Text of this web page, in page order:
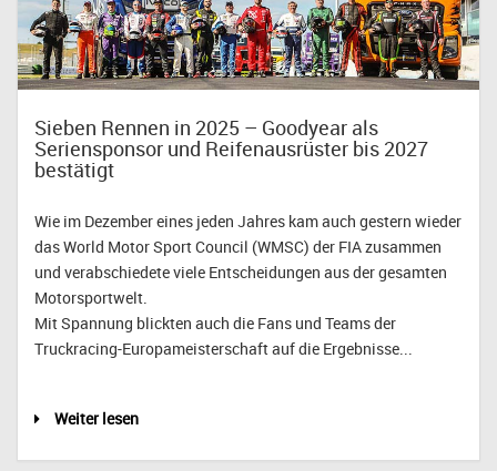
Sieben Rennen in 2025 – Goodyear als
Seriensponsor und Reifenausrüster bis 2027
bestätigt
Wie im Dezember eines jeden Jahres kam auch gestern wieder
das World Motor Sport Council (WMSC) der FIA zusammen
und verabschiedete viele Entscheidungen aus der gesamten
Motorsportwelt.
Mit Spannung blickten auch die Fans und Teams der
Truckracing-Europameisterschaft auf die Ergebnisse...
Weiter lesen